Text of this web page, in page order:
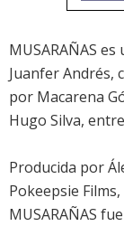
MUSARAÑAS
Juanfer Andrés,
por Macarena
Hugo Silva,
Producida por
Pokeepsie
MUSARAÑAS